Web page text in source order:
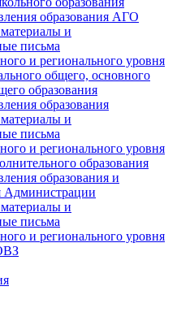
образования АГО
и
письма
и регионального уровня
общего, основного
образования
образования
и
письма
и регионального уровня
образования
образования и
Администрации
и
письма
и регионального уровня